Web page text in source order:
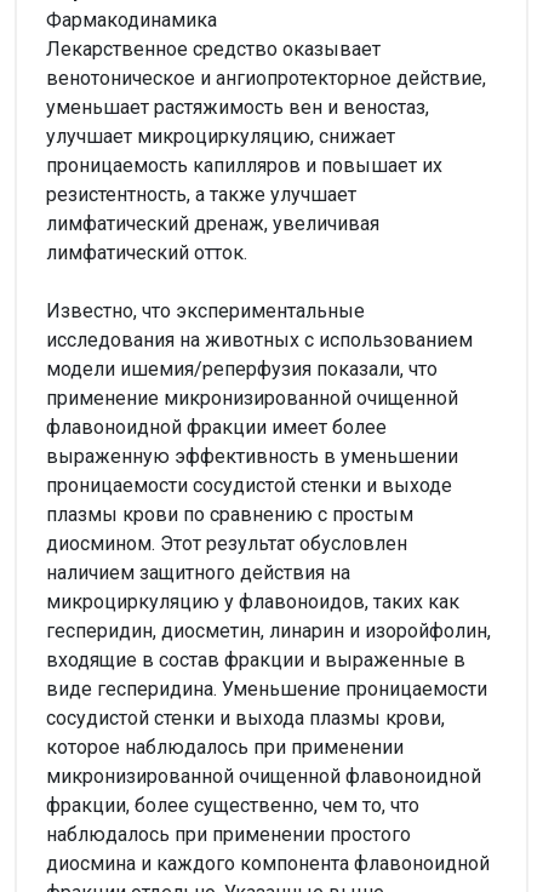
Фармакодинамика
Лекарственное средство оказывает
венотоническое и ангиопротекторное действие,
уменьшает растяжимость вен и веностаз,
улучшает микроциркуляцию, снижает
проницаемость капилляров и повышает их
резистентность, а также улучшает
лимфатический дренаж, увеличивая
лимфатический отток.
Известно, что экспериментальные
исследования на животных с использованием
модели ишемия/реперфузия показали, что
применение микронизированной очищенной
флавоноидной фракции имеет более
выраженную эффективность в уменьшении
проницаемости сосудистой стенки и выходе
плазмы крови по сравнению с простым
диосмином. Этот результат обусловлен
наличием защитного действия на
микроциркуляцию у флавоноидов, таких как
гесперидин, диосметин, линарин и изоройфолин,
входящие в состав фракции и выраженные в
виде гесперидина. Уменьшение проницаемости
сосудистой стенки и выхода плазмы крови,
которое наблюдалось при применении
микронизированной очищенной флавоноидной
фракции, более существенно, чем то, что
наблюдалось при применении простого
диосмина и каждого компонента флавоноидной